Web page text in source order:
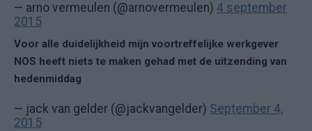
— arno vermeulen (@arnovermeulen) 4 september
2015
Voor alle duidelijkheid mijn voortreffelijke werkgever
NOS heeft niets te maken gehad met de uitzending van
hedenmiddag
— jack van gelder (@jackvangelder) September 4,
2015